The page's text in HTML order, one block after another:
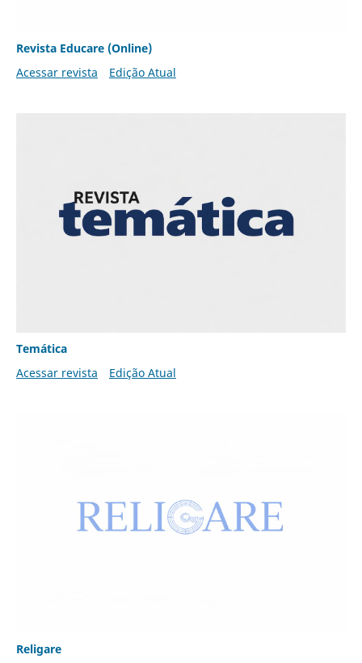
Revista Educare (Online)
Acessar revista
Edição Atual
Temática
Acessar revista
Edição Atual
Religare